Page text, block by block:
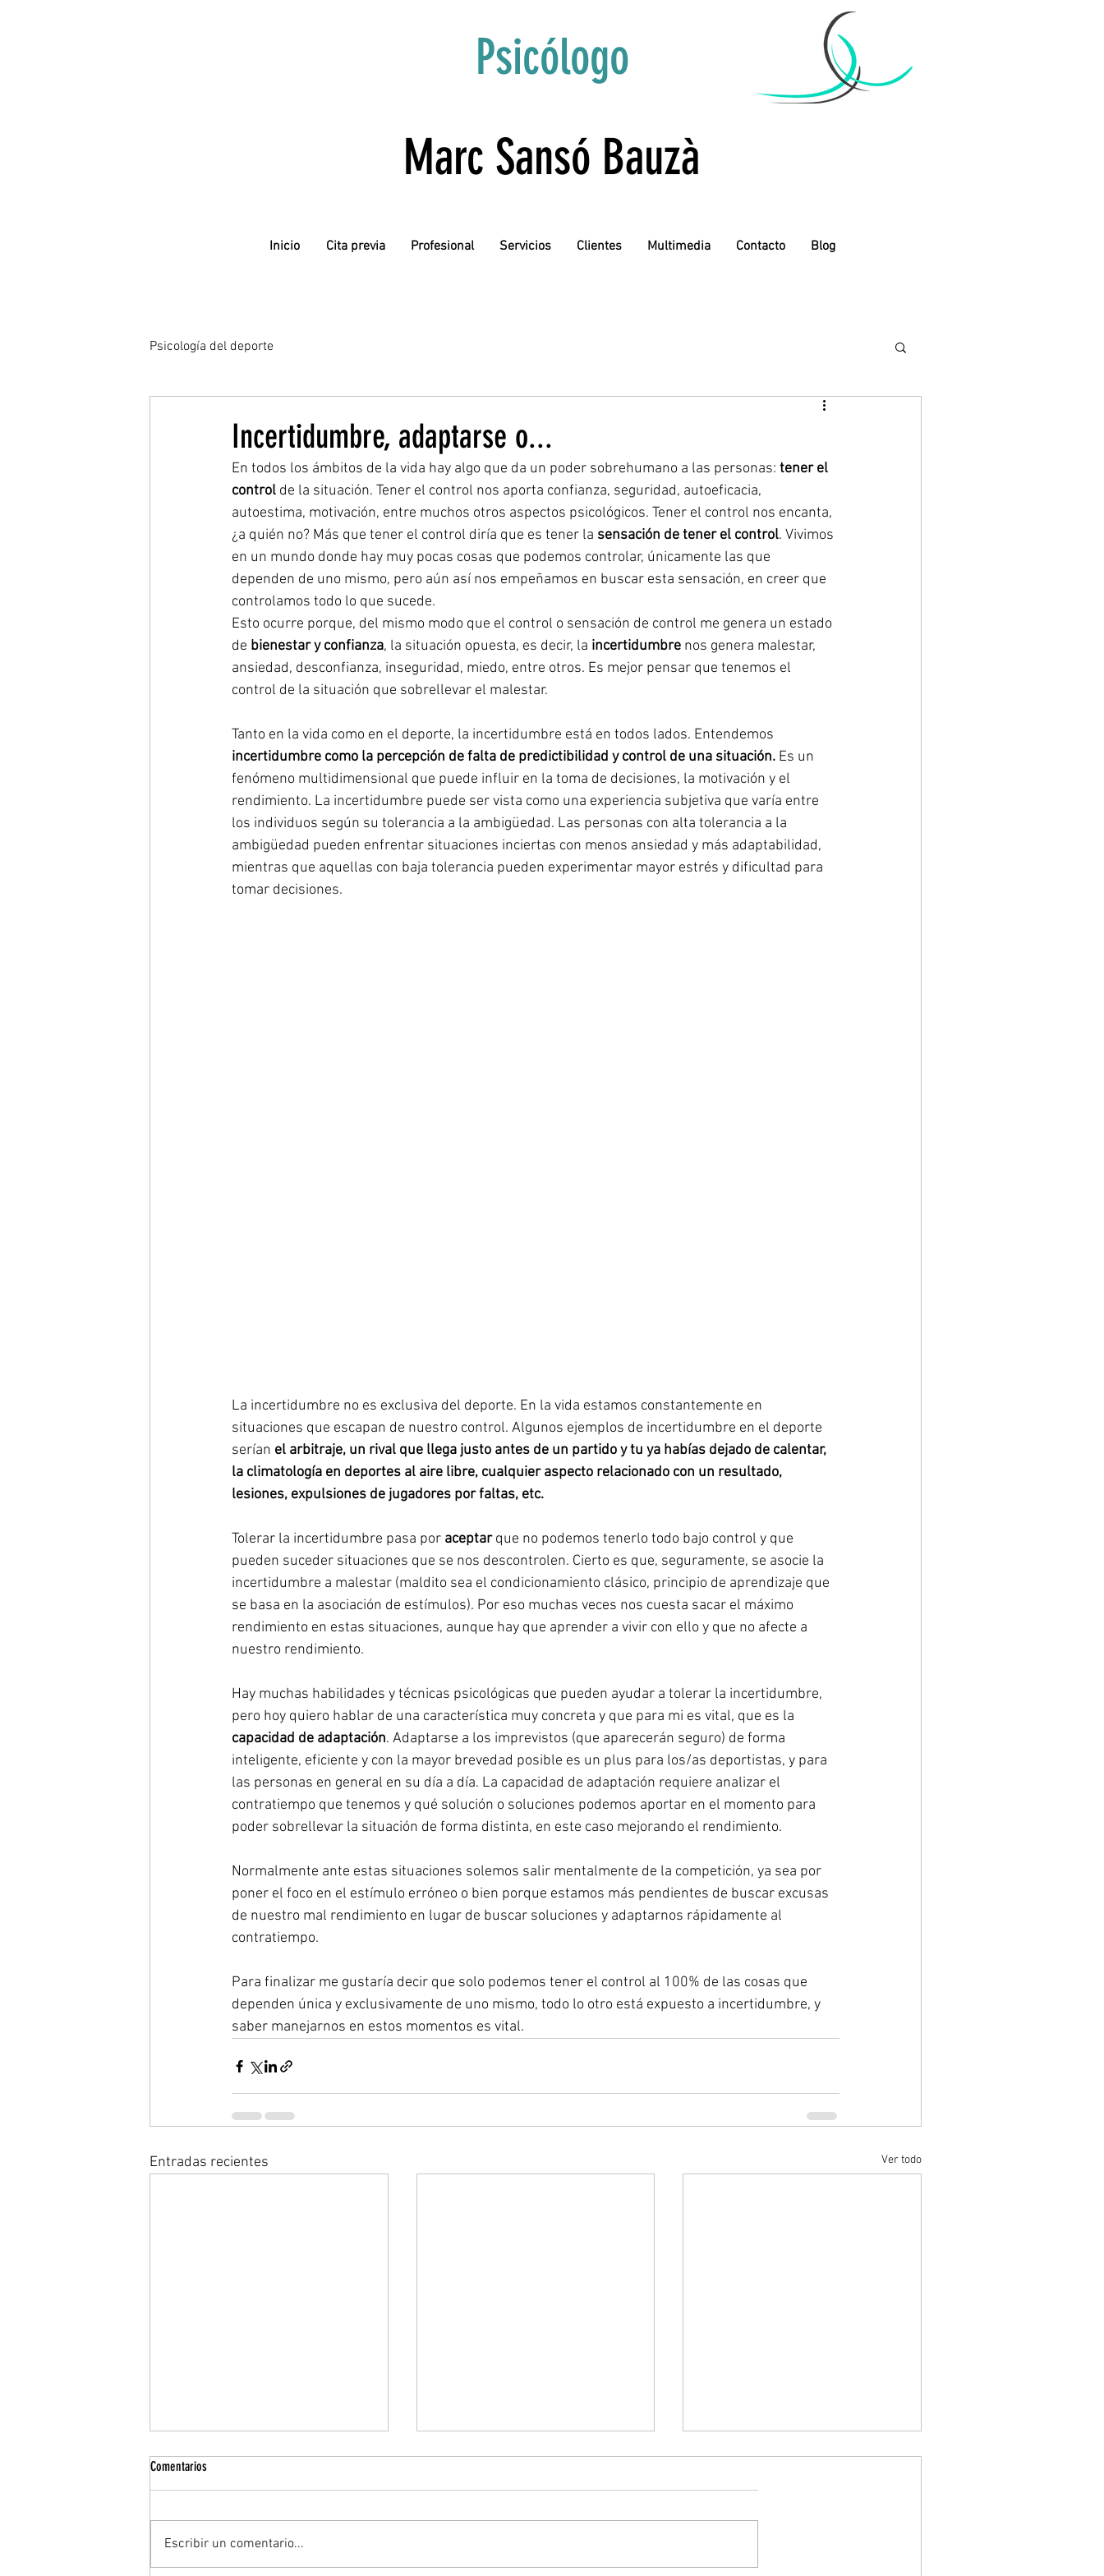
Psicólogo
Marc Sansó Bauzà
Inicio Cita previa Profesional Servicios Clientes Multimedia Contacto Blog
Psicología del deporte
Incertidumbre, adaptarse o...
En todos los ámbitos de la vida hay algo que da un poder sobrehumano a las personas: tener el
control de la situación. Tener el control nos aporta confianza, seguridad, autoeficacia,
autoestima, motivación, entre muchos otros aspectos psicológicos. Tener el control nos encanta,
¿a quién no? Más que tener el control diría que es tener la sensación de tener el control. Vivimos
en un mundo donde hay muy pocas cosas que podemos controlar, únicamente las que
dependen de uno mismo, pero aún así nos empeñamos en buscar esta sensación, en creer que
controlamos todo lo que sucede.
Esto ocurre porque, del mismo modo que el control o sensación de control me genera un estado
de bienestar y confianza, la situación opuesta, es decir, la incertidumbre nos genera malestar,
ansiedad, desconfianza, inseguridad, miedo, entre otros. Es mejor pensar que tenemos el
control de la situación que sobrellevar el malestar.
Tanto en la vida como en el deporte, la incertidumbre está en todos lados. Entendemos
incertidumbre como la percepción de falta de predictibilidad y control de una situación. Es un
fenómeno multidimensional que puede influir en la toma de decisiones, la motivación y el
rendimiento. La incertidumbre puede ser vista como una experiencia subjetiva que varía entre
los individuos según su tolerancia a la ambigüedad. Las personas con alta tolerancia a la
ambigüedad pueden enfrentar situaciones inciertas con menos ansiedad y más adaptabilidad,
mientras que aquellas con baja tolerancia pueden experimentar mayor estrés y dificultad para
tomar decisiones.
La incertidumbre no es exclusiva del deporte. En la vida estamos constantemente en
situaciones que escapan de nuestro control. Algunos ejemplos de incertidumbre en el deporte
serían el arbitraje, un rival que llega justo antes de un partido y tu ya habías dejado de calentar,
la climatología en deportes al aire libre, cualquier aspecto relacionado con un resultado,
lesiones, expulsiones de jugadores por faltas, etc.
Tolerar la incertidumbre pasa por aceptar que no podemos tenerlo todo bajo control y que
pueden suceder situaciones que se nos descontrolen. Cierto es que, seguramente, se asocie la
incertidumbre a malestar (maldito sea el condicionamiento clásico, principio de aprendizaje que
se basa en la asociación de estímulos). Por eso muchas veces nos cuesta sacar el máximo
rendimiento en estas situaciones, aunque hay que aprender a vivir con ello y que no afecte a
nuestro rendimiento.
Hay muchas habilidades y técnicas psicológicas que pueden ayudar a tolerar la incertidumbre,
pero hoy quiero hablar de una característica muy concreta y que para mi es vital, que es la
capacidad de adaptación. Adaptarse a los imprevistos (que aparecerán seguro) de forma
inteligente, eficiente y con la mayor brevedad posible es un plus para los/as deportistas, y para
las personas en general en su día a día. La capacidad de adaptación requiere analizar el
contratiempo que tenemos y qué solución o soluciones podemos aportar en el momento para
poder sobrellevar la situación de forma distinta, en este caso mejorando el rendimiento.
Normalmente ante estas situaciones solemos salir mentalmente de la competición, ya sea por
poner el foco en el estímulo erróneo o bien porque estamos más pendientes de buscar excusas
de nuestro mal rendimiento en lugar de buscar soluciones y adaptarnos rápidamente al
contratiempo.
Para finalizar me gustaría decir que solo podemos tener el control al 100% de las cosas que
dependen única y exclusivamente de uno mismo, todo lo otro está expuesto a incertidumbre, y
saber manejarnos en estos momentos es vital.
Entradas recientes Ver todo
Comentarios
Escribir un comentario...